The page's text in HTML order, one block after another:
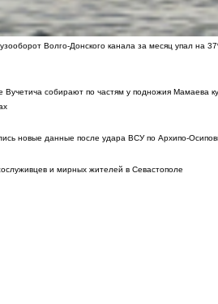
Волго-Донского канала за месяц упал на
Вучетича собирают по частям у подножия Мамаева
новые данные после удара ВСУ по Архипо-
и мирных жителей в Севастополе